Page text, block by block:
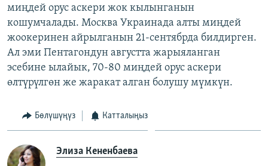
миңдей орус аскери жок кылынганын
кошумчалады. Москва Украинада алты миңдей
жоокеринен айрылганын 21-сентябрда билдирген.
Ал эми Пентагондун августта жарыяланган
эсебине ылайык, 70-80 миңдей орус аскери
өлтүрүлгөн же жаракат алган болушу мүмкүн.
Бөлүшүңүз Катталыңыз
Элиза Кененбаева